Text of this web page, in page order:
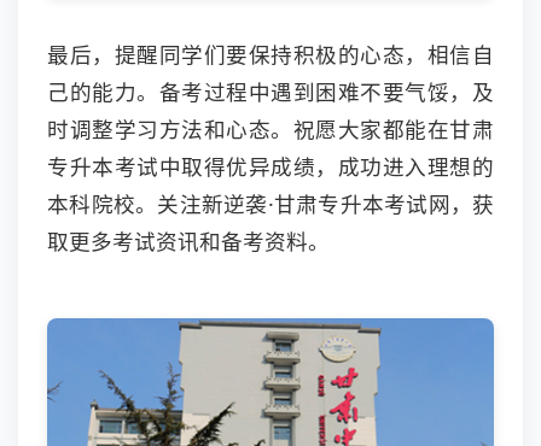
最后，提醒同学们要保持积极的心态，相信自
己的能力。备考过程中遇到困难不要气馁，及
时调整学习方法和心态。祝愿大家都能在甘肃
专升本考试中取得优异成绩，成功进入理想的
本科院校。关注新逆袭·甘肃专升本考试网，获
取更多考试资讯和备考资料。